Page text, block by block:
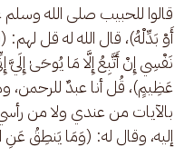
قالوا للحبيب صلى الله
أَوْ بَدِّلْهُ)، قال الله له قل
نَفْسِي إِنْ أَتَّبِعُ إِلَّا مَا يُوحَىٰ
عَظِيمٍ)، قُل أنا عبدٌ
بالآيات من عندي ولا من
إليه، وقال له: (وَمَا يَنطِقُ